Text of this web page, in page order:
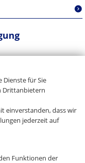
Dienste für Sie
Drittanbietern
einverstanden, dass wir
jederzeit auf
Funktionen der